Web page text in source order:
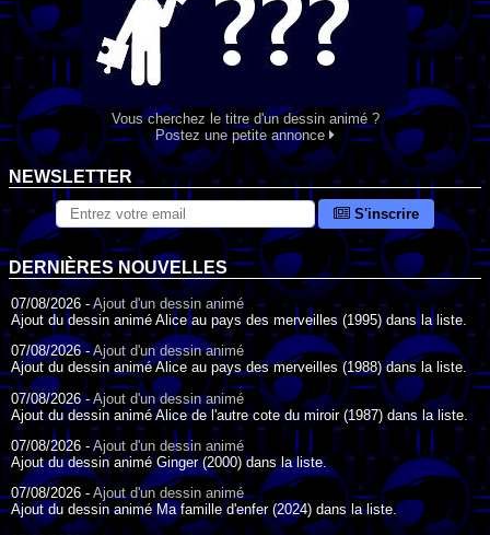
Vous cherchez le titre d'un dessin animé ?
Postez une petite annonce
NEWSLETTER
S'inscrire
DERNIÈRES NOUVELLES
07/08/2026 -Ajout d'un dessin animé
Ajout du dessin animé Alice au pays des merveilles (1995) dans la liste.
07/08/2026 -Ajout d'un dessin animé
Ajout du dessin animé Alice au pays des merveilles (1988) dans la liste.
07/08/2026 -Ajout d'un dessin animé
Ajout du dessin animé Alice de l'autre cote du miroir (1987) dans la liste.
07/08/2026 - Ajout d'un dessin animé
Ajout du dessin animé Ginger (2000) dans la liste.
07/08/2026 - Ajout d'un dessin animé
Ajout du dessin animé Ma famille d'enfer (2024) dans la liste.